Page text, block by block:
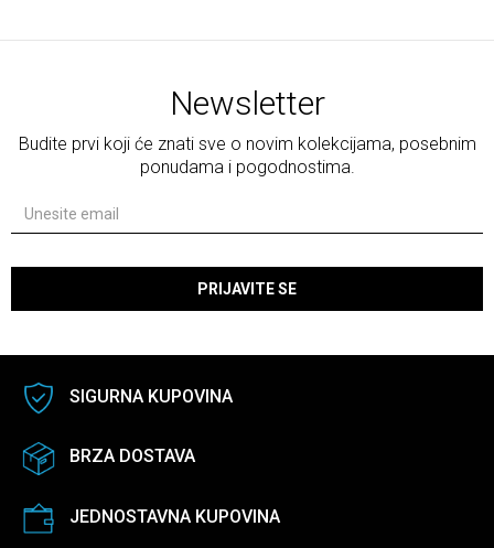
Newsletter
Budite prvi koji će znati sve o novim kolekcijama, posebnim
ponudama i pogodnostima.
PRIJAVITE SE
SIGURNA KUPOVINA
BRZA DOSTAVA
JEDNOSTAVNA KUPOVINA